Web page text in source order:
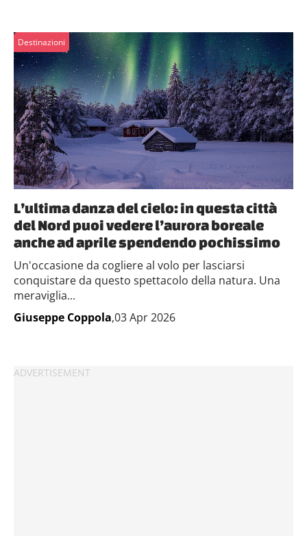
Destinazioni
L’ultima danza del cielo: in questa città
del Nord puoi vedere l’aurora boreale
anche ad aprile spendendo pochissimo
Un'occasione da cogliere al volo per lasciarsi
conquistare da questo spettacolo della natura. Una
meraviglia...
Giuseppe Coppola,03 Apr 2026